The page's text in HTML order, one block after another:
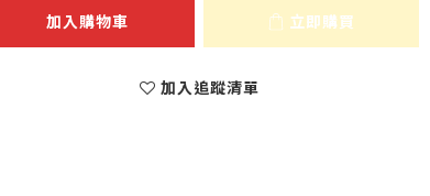
加入購物車 立即購買
加入追蹤清單